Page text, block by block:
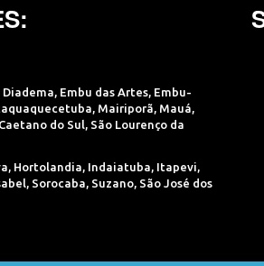
Diadema, Embu das Artes, Embu-
, Mairiporã, Mauá,
do Sul, São Lourenço da
Hortolandia Indaiatuba Itapevi
Sorocaba Suzano São José dos